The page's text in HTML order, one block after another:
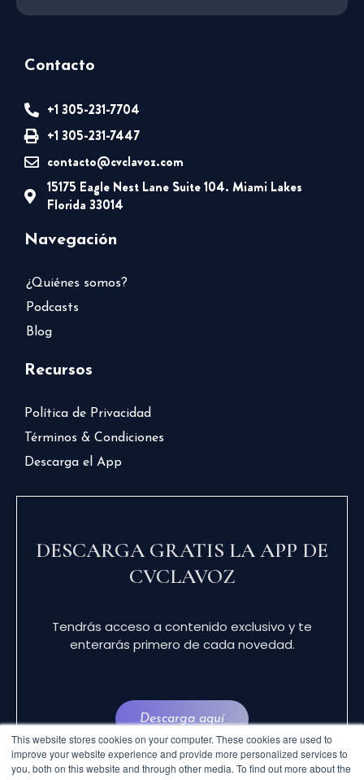
This website stores cookies on your computer. These cookies are used to
improve your website experience and provide more personalized services to
you, both on this website and through other media. To find out more about the
Contacto
+1 305-231-7704
+1 305-231-7447
contacto@cvclavoz.com
15175 Eagle Nest Lane Suite 104. Miami Lakes
Florida 33014
Navegación
¿Quiénes somos?
Podcasts
Blog
Recursos
Política de Privacidad
Términos & Condiciones
Descarga el App
DESCARGA GRATIS LA APP DE
CVCLAVOZ
Tendrás acceso a contenido exclusivo y te
enterarás primero de cada novedad.
Descarga aquí